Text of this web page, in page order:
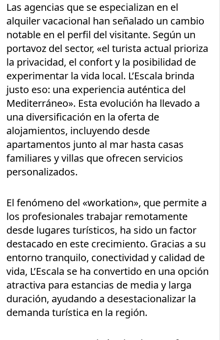
Las agencias que se especializan en el
alquiler vacacional han señalado un cambio
notable en el perfil del visitante. Según un
portavoz del sector, «el turista actual prioriza
la privacidad, el confort y la posibilidad de
experimentar la vida local. L’Escala brinda
justo eso: una experiencia auténtica del
Mediterráneo». Esta evolución ha llevado a
una diversificación en la oferta de
alojamientos, incluyendo desde
apartamentos junto al mar hasta casas
familiares y villas que ofrecen servicios
personalizados.
El fenómeno del «workation», que permite a
los profesionales trabajar remotamente
desde lugares turísticos, ha sido un factor
destacado en este crecimiento. Gracias a su
entorno tranquilo, conectividad y calidad de
vida, L’Escala se ha convertido en una opción
atractiva para estancias de media y larga
duración, ayudando a desestacionalizar la
demanda turística en la región.